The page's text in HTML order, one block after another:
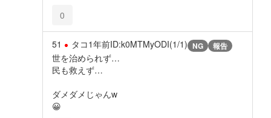
0
51 タコ1年前ID:k0MTMyODI(1/1) NG 報告
世を治められず…
民も救えず…
ダメダメじゃんw
😀